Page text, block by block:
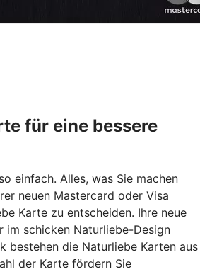
für eine bessere
einfach. Alles, was Sie machen
neuen Mastercard oder Visa
Karte zu entscheiden. Ihre neue
im schicken Naturliebe-Design
bestehen die Naturliebe Karten aus
der Karte fördern Sie